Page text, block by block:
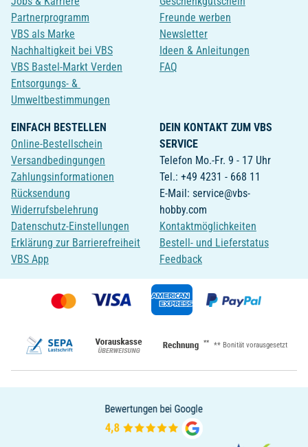
Partnerprogramm
VBS als Marke
Nachhaltigkeit bei VBS
VBS Bastel-Markt Verden
Entsorgungs- &
Umweltbestimmungen
Freunde werben
Newsletter
Ideen & Anleitungen
FAQ
EINFACH BESTELLEN
Online-Bestellschein
Versandbedingungen
Zahlungsinformationen
Rücksendung
Widerrufsbelehrung
Datenschutz-Einstellungen
Erklärung zur Barrierefreiheit
VBS App
DEIN KONTAKT ZUM VBS
SERVICE
Telefon Mo.-Fr. 9 - 17 Uhr
Tel.: +49 4231 - 668 11
E-Mail: service@vbs-
hobby.com
Kontaktmöglichkeiten
Bestell- und Lieferstatus
Feedback
** ** Bonität vorausgesetzt